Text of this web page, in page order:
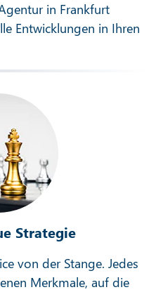
in Frankfurt
Entwicklungen in Ihren
Strategie
von der Stange. Jedes
Merkmale, auf die